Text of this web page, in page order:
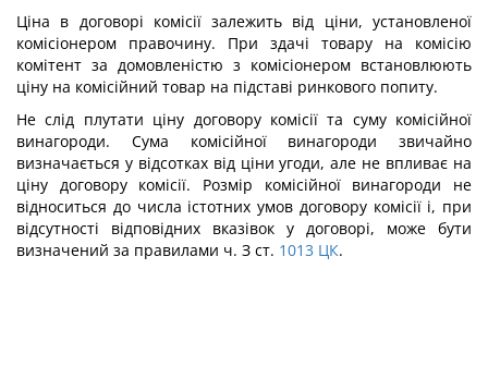
Ціна в договорі комісії залежить від ціни, установленої
комісіонером правочину. При здачі товару на комісію
комітент за домовленістю з комісіонером встановлюють
ціну на комісійний товар на підставі ринкового попиту.
Не слід плутати ціну договору комісії та суму комісійної
винагороди. Сума комісійної винагороди звичайно
визначається у відсотках від ціни угоди, але не впливає на
ціну договору комісії. Розмір комісійної винагороди не
відноситься до числа істотних умов договору комісії і, при
відсутності відповідних вказівок у договорі, може бути
визначений за правилами ч. З ст. 1013 ЦК.